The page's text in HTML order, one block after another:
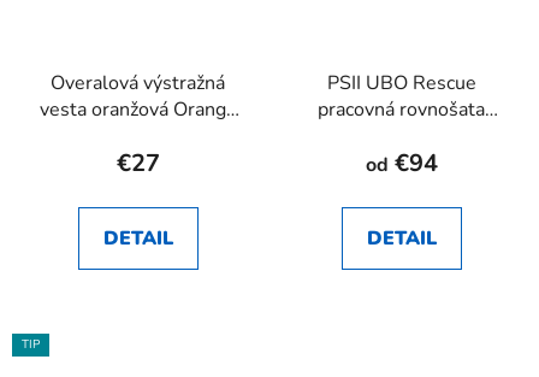
Overalová výstražná
vesta oranžová Orange
€27
DETAIL
PSII UBO Rescue
pracovná rovnošata
od €94
DETAIL
TIP